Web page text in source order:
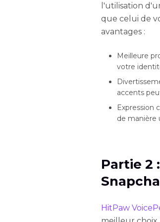
l'utilisation
que celui de
avantages :
Meilleure
votre
accents
Expression
de manière
Partie 2
HitPaw